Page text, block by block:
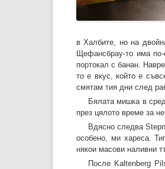
в Халбите, но на
Щефансбрау-то има
портокал с банан.
то е вкус, който е
смятам тия дни след
Бялата мишка в
през цялото време за
Вдясно следва
особено, ми хареса.
някои масови наливни
После Kaltenberg